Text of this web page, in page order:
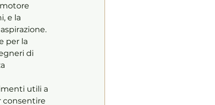
e la
per la
di
utili a
consentire